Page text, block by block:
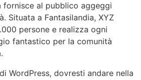
fornisce al pubblico aggeggi
Situata a Fantasilandia, XYZ
persone e realizza ogni
fantastico per la comunità
WordPress, dovresti andare nella